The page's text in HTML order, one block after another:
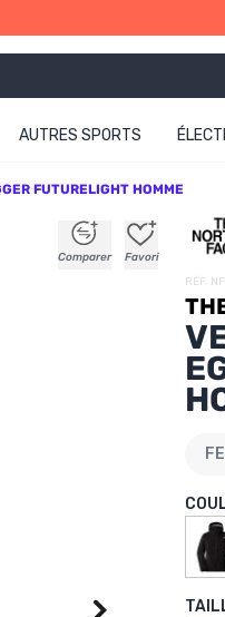
AUTRES SPORTS
FUTURELIGHT HOMME
+
+
Comparer
+
+
Favori
RÉF.